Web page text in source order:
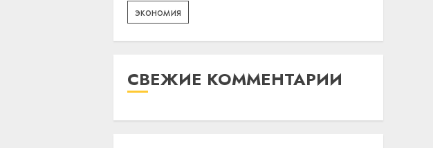
экономия
СВЕЖИЕ КОММЕНТАРИИ